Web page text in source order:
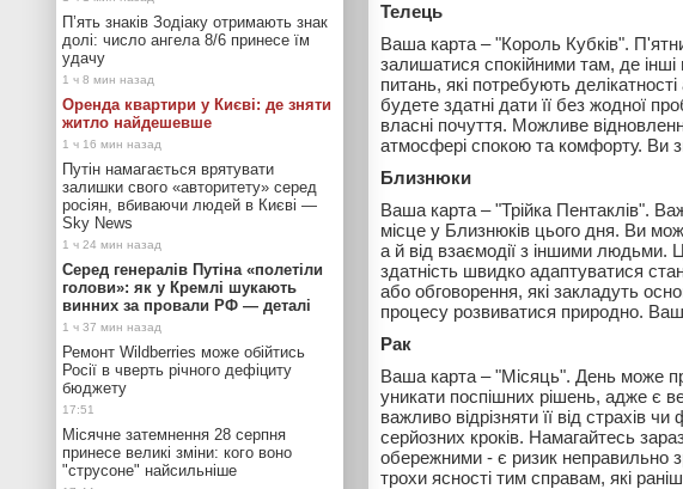
Телець
Ваша карта – "Король Кубків".
залишатися спокійними там, де
питань, які потребують
будете здатні дати її без жодної
власні почуття. Можливе
атмосфері спокою та комфорту. Ви
Близнюки
Ваша карта – "Трійка Пентаклів".
місце у Близнюків цього дня. Ви
а й від взаємодії з іншими
здатність швидко адаптуватися
або обговорення, які закладуть
процесу розвиватися природно.
Рак
Ваша карта – "Місяць". День може
уникати поспішних рішень, адже є
важливо відрізняти її від страхів
серйозних кроків. Намагайтесь
обережними - є ризик неправильно
трохи ясності тим справам, які
П’ять знаків Зодіаку отримають знак
долі: число ангела 8/6 принесе їм
удачу
Оренда квартири у Києві: де зняти
житло найдешевше
Путін намагається врятувати
залишки свого «авторитету» серед
росіян, вбиваючи людей в Києві —
Sky News
Серед генералів Путіна «полетіли
голови»: як у Кремлі шукають
винних за провали РФ — деталі
Ремонт Wildberries може обійтись
Росії в чверть річного дефіциту
бюджету
Місячне затемнення 28 серпня
принесе великі зміни: кого воно
"струсоне" найсильніше